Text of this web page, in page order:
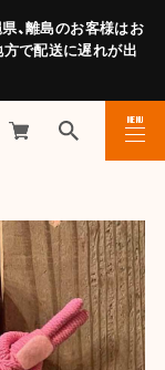
離島のお客様はお
で配送に遅れが出
MENU
CLOSE